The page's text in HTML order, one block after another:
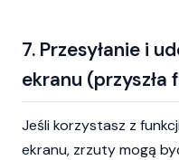
7. Przesyłanie i
ekranu (przyszła
Jeśli korzystasz z
ekranu, zrzuty mogą